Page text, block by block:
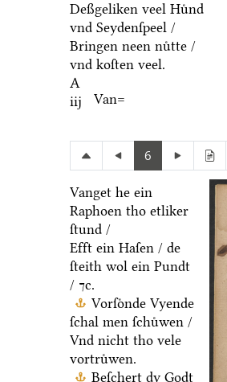
Deßgeliken veel Huͤnd
vnd Seydenſpeel /
Bringen neen nuͤtte /
vnd koſten veel.
A
iij
Van=
6
Vanget he ein
Raphoen tho etliker
ſtund /
Efft ein Haſen / de
ſteith wol ein Pundt
/ ⁊c.
Vorſoͤnde Vyende
ſchal men ſchuͤwen /
Vnd nicht tho vele
vortruͤwen.
Beſchert dy Godt